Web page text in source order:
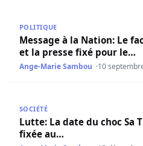
POLITIQUE
Message à la Nation: Le
et la presse fixé pour le…
Ange-Marie Sambou 10
SOCIÉTÉ
Lutte: La date du choc Sa
fixée au…